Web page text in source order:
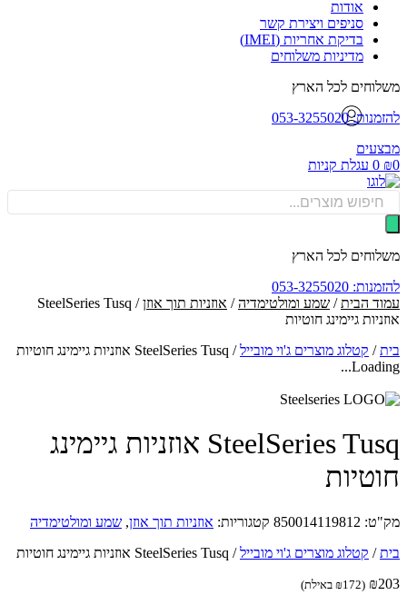
אודות
סניפים ויצירת קשר
בדיקת אחריות (IMEI)
מדיניות משלוחים
לכל הארץ
053-3255020
0 עגלת קניות
לכל הארץ
053-3255020
הבית/שמע ומולטימדיה/אוזניות תוך אוזן
/ SteelSeries Tusq
‏גיימינג חוטיות
/קטלוג מוצרים ג'וי מובייל/SteelSeries Tusq אוזניות ‏גיימינג חוטיות
SteelSeries Tusq אוזניות ‏גיימינג
850014119812 קטגוריות:אוזניות תוך אוזן ,שמע ומולטימדיה
/קטלוג מוצרים ג'וי מובייל/SteelSeries Tusq אוזניות ‏גיימינג חוטיות
₪
(
₪ 172 באילת)